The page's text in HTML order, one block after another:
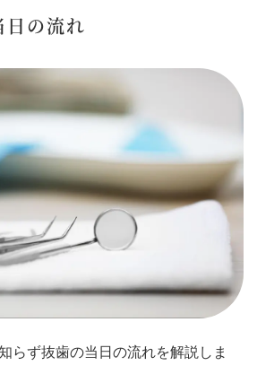
の流れ
らず抜歯の当日の流れを解説しま